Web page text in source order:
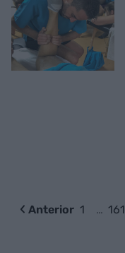
Anterior 1 … 161